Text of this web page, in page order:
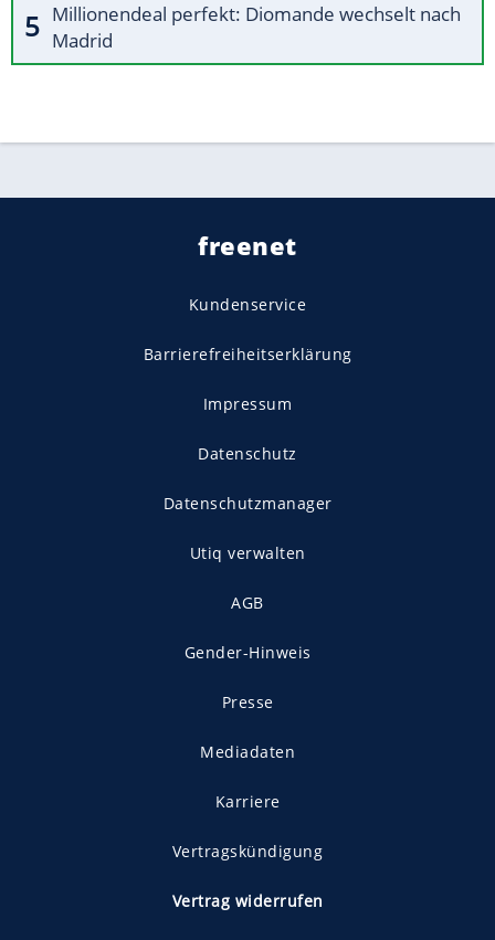
Millionendeal perfekt: Diomande wechselt nach
Madrid
freenet
Kundenservice
Barrierefreiheitserklärung
Impressum
Datenschutz
Datenschutzmanager
Utiq verwalten
AGB
Gender-Hinweis
Presse
Mediadaten
Karriere
Vertragskündigung
Vertrag widerrufen